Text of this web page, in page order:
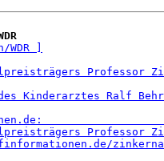
]
Professor
Kinderarztes Ralf
Professor